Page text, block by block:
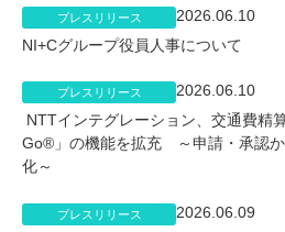
プレスリリース
2026.06.10
NI+Cグループ役員人事について
プレスリリース
2026.06.10
NTTインテグレーション、交通費精
Go®」の機能を拡充 ～申請・承認
化～
プレスリリース
2026.06.09